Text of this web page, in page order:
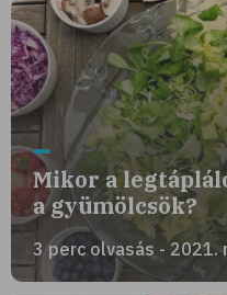
Mikor a
a gyümölcsök?
3 perc olvasás - 2021.